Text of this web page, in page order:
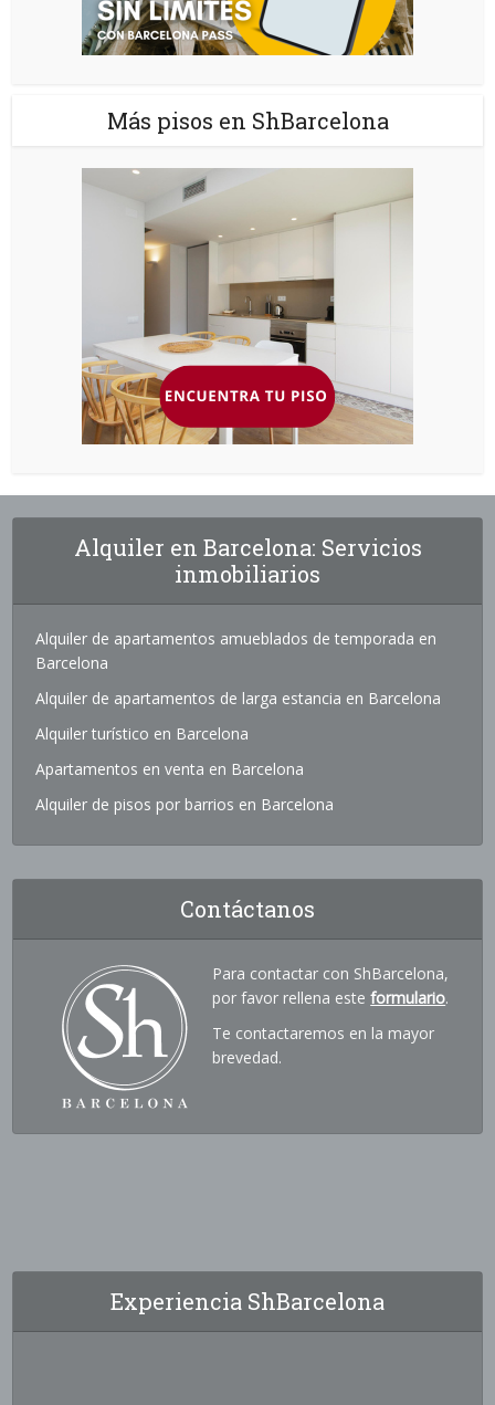
Más pisos en ShBarcelona
Alquiler en Barcelona: Servicios
inmobiliarios
Alquiler de apartamentos amueblados de temporada en
Barcelona
Alquiler de apartamentos de larga estancia en Barcelona
Alquiler turístico en Barcelona
Apartamentos en venta en Barcelona
Alquiler de pisos por barrios en Barcelona
Contáctanos
Para contactar con ShBarcelona,
por favor rellena esteformulario.
Te contactaremos en la mayor
brevedad.
Experiencia ShBarcelona